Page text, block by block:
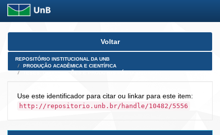
Skip
Voltar
REPOSITÓRIO INSTITUCIONAL DA UNB
PRODUÇÃO ACADÊMICA E CIENTÍFICA
Use este identificador para citar ou linkar para este item:
http://repositorio.unb.br/handle/10482/5556